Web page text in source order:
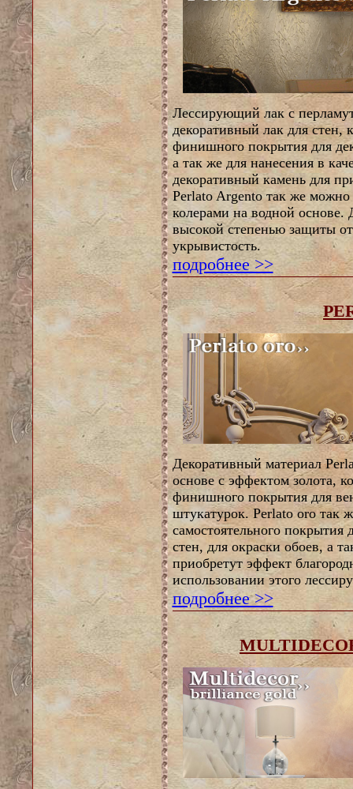
Лессирующий лак с
декоративный лак для стен,
финишного покрытия для
а так же для нанесения в
декоративный камень для
Perlato Argento так же можно
колерами на водной
высокой степенью защиты
укрывистость.
подробнее >>
Декоративный материал
основе с эффектом золота,
финишного покрытия для
штукатурок. Perlato oro так
самостоятельного
стен, для окраски обоев, а
приобретут эффект
использовании этого
подробнее >>